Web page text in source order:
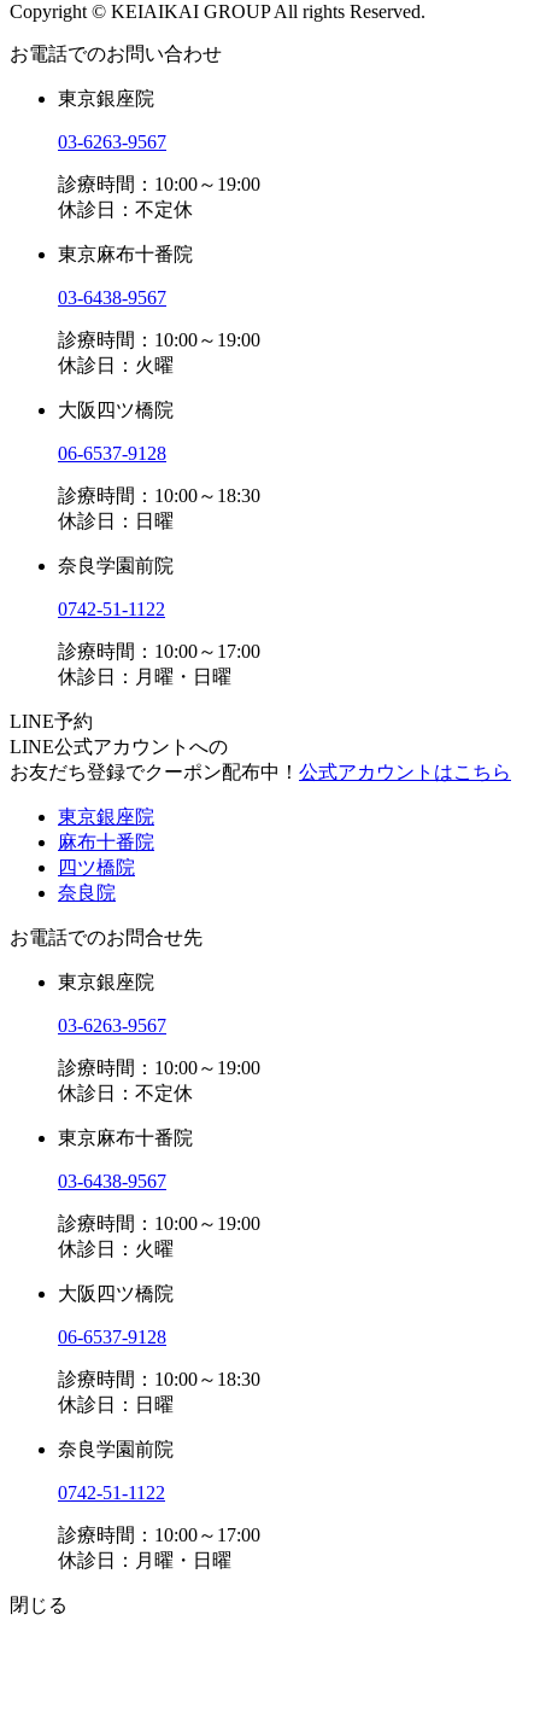
Copyright © KEIAIKAI GROUP All rights Reserved.
お電話でのお問い合わせ
東京銀座院
03-6263-9567
診療時間：10:00～19:00
休診日：不定休
東京麻布十番院
03-6438-9567
診療時間：10:00～19:00
休診日：火曜
大阪四ツ橋院
06-6537-9128
診療時間：10:00～18:30
休診日：日曜
奈良学園前院
0742-51-1122
診療時間：10:00～17:00
休診日：月曜・日曜
LINE予約
LINE公式アカウントへの
お友だち登録でクーポン配布中！ 公式アカウントはこちら
東京銀座院
麻布十番院
四ツ橋院
奈良院
お電話でのお問合せ先
東京銀座院
03-6263-9567
診療時間：10:00～19:00
休診日：不定休
東京麻布十番院
03-6438-9567
診療時間：10:00～19:00
休診日：火曜
大阪四ツ橋院
06-6537-9128
診療時間：10:00～18:30
休診日：日曜
奈良学園前院
0742-51-1122
診療時間：10:00～17:00
休診日：月曜・日曜
閉じる